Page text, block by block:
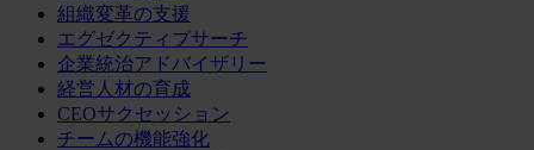
組織変革の支援
エグゼクティブサーチ
企業統治アドバイザリー
経営人材の育成
CEOサクセッション
チームの機能強化